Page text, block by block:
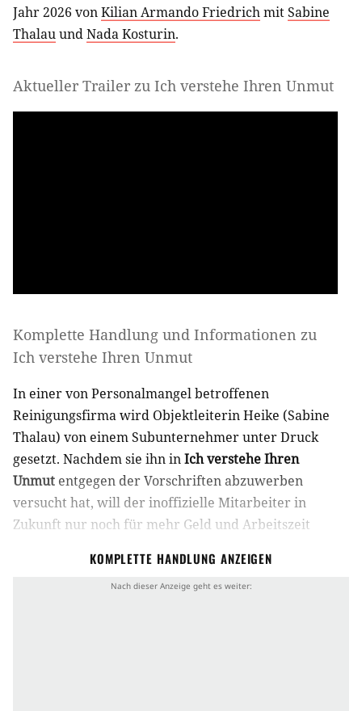
Jahr 2026 vonKilian Armando FriedrichmitSabine
ThalauundNada Kosturin.
Aktueller Trailer zu Ich verstehe Ihren Unmut
Komplette Handlung und Informationen zu
Ich verstehe Ihren Unmut
In einer von Personalmangel betroffenen
Reinigungsfirma wird Objektleiterin Heike (Sabine
Thalau) von einem Subunternehmer unter Druck
gesetzt. Nachdem sie ihn inIch verstehe Ihren
Unmut entgegen der Vorschriften abzuwerben
versucht hat, will der inoffizielle Mitarbeiter in
Zukunft nur noch für mehr Geld und Arbeitszeit
Verantwortungsbewusstsein spitzt sich zu. (JoJ)
KOMPLETTE HANDLUNG ANZEIGEN